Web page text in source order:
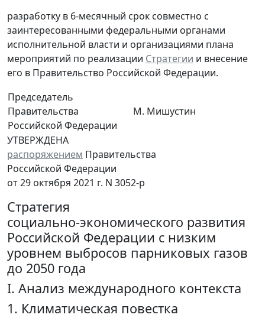
разработку в 6-месячный срок совместно с
заинтересованными федеральными органами
исполнительной власти и организациями плана
мероприятий по реализации Стратегии и внесение
его в Правительство Российской Федерации.
Председатель
Правительства
Российской Федерации
М. Мишустин
УТВЕРЖДЕНА
распоряжением Правительства
Российской Федерации
от 29 октября 2021 г. N 3052-р
Стратегия
социально-экономического развития
Российской Федерации с низким
уровнем выбросов парниковых газов
до 2050 года
I. Анализ международного контекста
1. Климатическая повестка